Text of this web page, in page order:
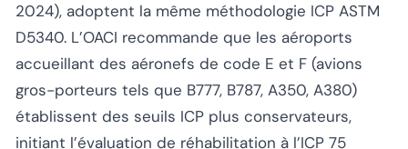
2024), adoptent la même méthodologie ICP ASTM
D5340. L’OACI recommande que les aéroports
accueillant des aéronefs de code E et F (avions
gros-porteurs tels que B777, B787, A350, A380)
établissent des seuils ICP plus conservateurs,
initiant l’évaluation de réhabilitation à l’ICP 75